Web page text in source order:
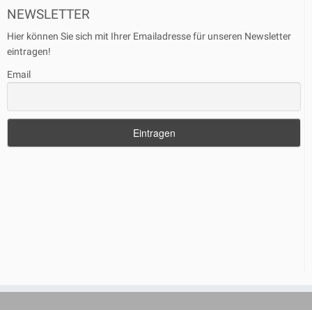
NEWSLETTER
Hier können Sie sich mit Ihrer Emailadresse für unseren Newsletter
eintragen!
Email